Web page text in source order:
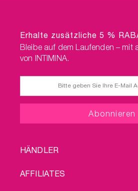
Erhalte zusätzliche 5 %
Bleibe auf dem Laufenden – mit
von INTIMINA.
FOOTER
HÄNDLER
AFFILIATES